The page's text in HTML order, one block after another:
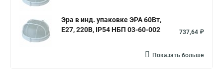
Эра в инд. упаковке ЭРА 60Вт,
Е27, 220В, IP54 НБП 03-60-002
737,64 ₽
Показать больше